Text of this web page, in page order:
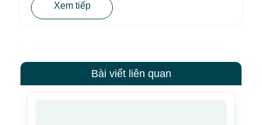
Xem tiếp
Bài viết liên quan